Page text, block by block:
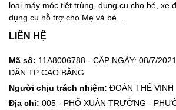
loại máy móc tiệt trùng, dụng cụ cho bé, xe
dụng cụ hỗ trợ cho Mẹ và bé...
LIÊN HỆ
Mã số: 11A8006788 - CẤP NGÀY: 08/7/
DÂN TP CAO BẰNG
Người chịu trách nhiệm: ĐOÀN THẾ VINH
Địa chỉ: 005 - PHỐ XUÂN TRƯỜNG -